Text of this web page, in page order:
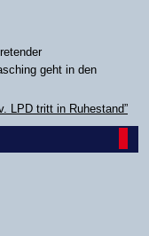
geht in den
LPD tritt in Ruhestand”